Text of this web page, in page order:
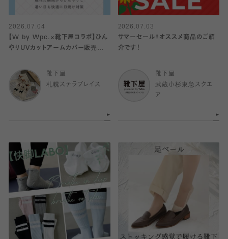
2026.07.04
【W by Wpc.×靴下屋コラボ】ひん
やりUVカットアームカバー販売中
靴下屋
札幌ステラプレイス
2026.07.03
サマーセール‼︎オススメ商品のご紹
介です！
靴下屋
武蔵小杉東急スクエ
ア